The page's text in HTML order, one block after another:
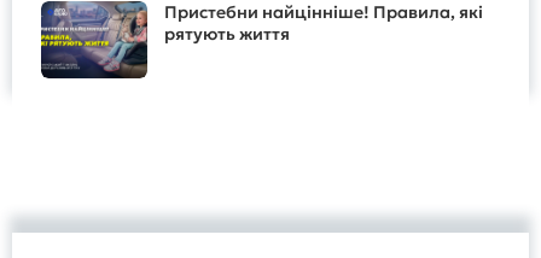
Пристебни найцінніше! Правила, які
рятують життя